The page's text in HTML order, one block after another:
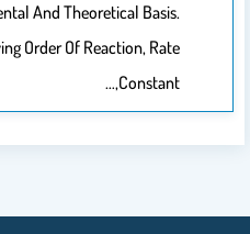
And Theoretical Basis.
Order Of Reaction, Rate
Constant,…